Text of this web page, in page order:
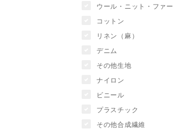
ウール・ニット・ファー
コットン
リネン（麻）
デニム
その他生地
ナイロン
ビニール
プラスチック
その他合成繊維